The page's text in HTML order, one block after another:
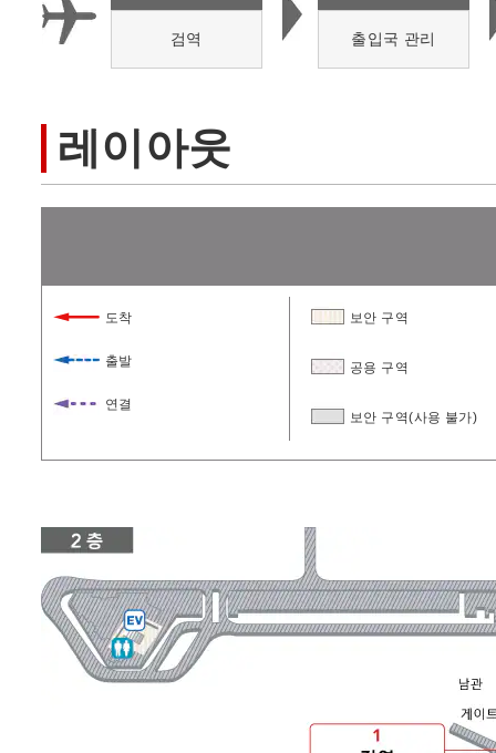
검역 출입국 관리
레이아웃
도착
출발
연결
보안 구역
공용 구역
보안 구역(사용 불가)